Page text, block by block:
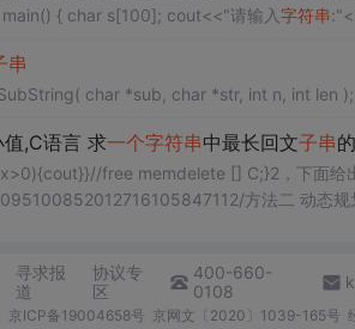
[i++]; } b[k]='\0'; cout<<b; } int main() { char s[100]; cout<<"请输入字符串
串
值,C语言 求一个字符串中最长回文子串
free memdelete [] C;}2，下面给
方法二 动态规
寻求报
道
协议专
区
400-660-
0108
京ICP备19004658号 京网文〔2020〕1039-165号